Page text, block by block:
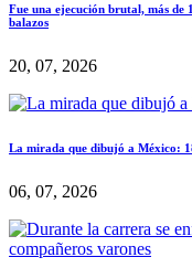
Fue una ejecución brutal, más de
balazos
20, 07, 2026
La mirada que dibujó a México:
06, 07, 2026